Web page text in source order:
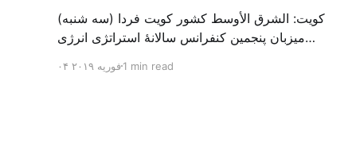
کویت: الشرق الأوسط کشور کویت فردا (سه شنبه)
میزبان پنجمین کنفرانس سالانهٔ استراتژی انرژی
الشرق الاوسط، حدود ۳۰۰ متخصص از شرکت‌های
۰۴ فوریه ۲۰۱۹1 min read